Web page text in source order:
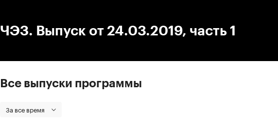
ЧЭЗ. Выпуск от 24.03.2019, часть 1
Все выпуски программы
За все время